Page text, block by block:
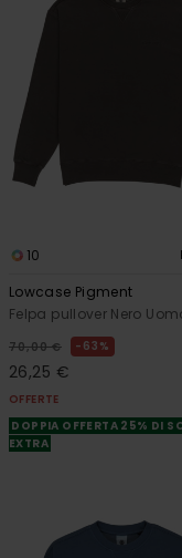
10
Lowcase Pigment
Felpa pullover Nero
70,00 € 63%
26,25 €
OFFERTE
DOPPIA OFFERTA 25% DI
EXTRA